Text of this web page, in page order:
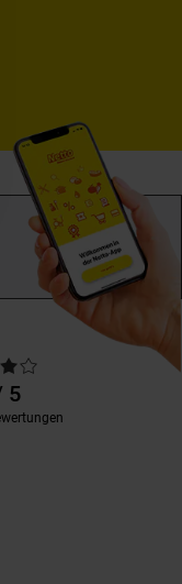
5